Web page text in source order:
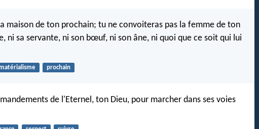
maison de ton prochain; tu ne convoiteras pas la femme de ton
ni sa servante, ni son bœuf, ni son âne, ni quoi que ce soit qui lui
prochain
de l'Eternel, ton Dieu, pour marcher dans ses voies